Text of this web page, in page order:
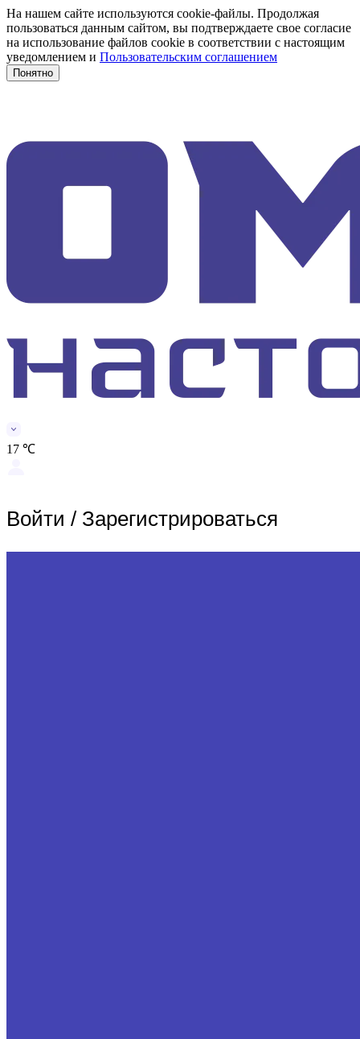
На нашем сайте используются cookie-файлы. Продолжая
пользоваться данным сайтом, вы подтверждаете свое согласие
на использование файлов cookie в соответствии с настоящим
уведомлением и Пользовательским соглашением
Понятно
17 ℃
Войти / Зарегистрироваться